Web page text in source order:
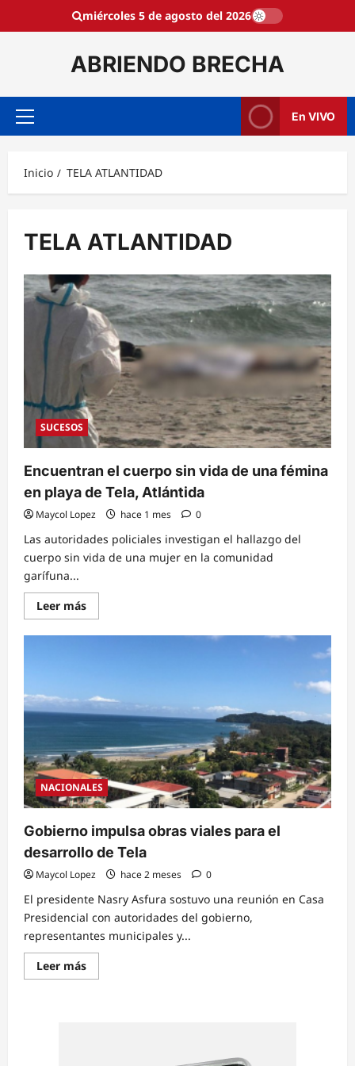
miércoles 5 de agosto del 2026
ABRIENDO BRECHA
Menú
En VIVO
Inicio TELA ATLANTIDAD
TELA ATLANTIDAD
SUCESOS
Encuentran el cuerpo sin vida de una fémina
en playa de Tela, Atlántida
Maycol Lopez hace 1 mes 0
Las autoridades policiales investigan el hallazgo del
cuerpo sin vida de una mujer en la comunidad
garífuna...
Leer másRead
more
Encuentran
de
una
fémina
de
Tela,
Atlántida
NACIONALES
Gobierno impulsa obras viales para el
desarrollo de Tela
Maycol Lopez hace 2 meses 0
El presidente Nasry Asfura sostuvo una reunión en Casa
Presidencial con autoridades del gobierno,
representantes municipales y...
Leer másRead
more